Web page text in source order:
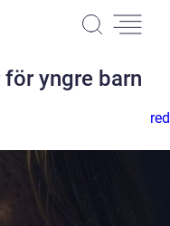
yngre barn